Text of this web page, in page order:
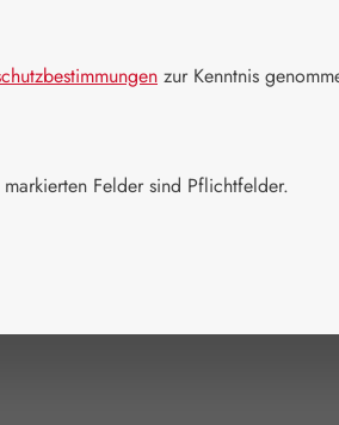
zur Kenntnis
Felder sind Pflichtfelder.